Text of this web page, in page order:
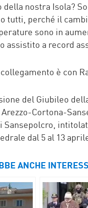
della nostra Isola?
tutti, perché il
sono in
assistito a record
è con
del Giubileo
Cortona-
Sansepolcro,
dal 5 al 13
ANCHE